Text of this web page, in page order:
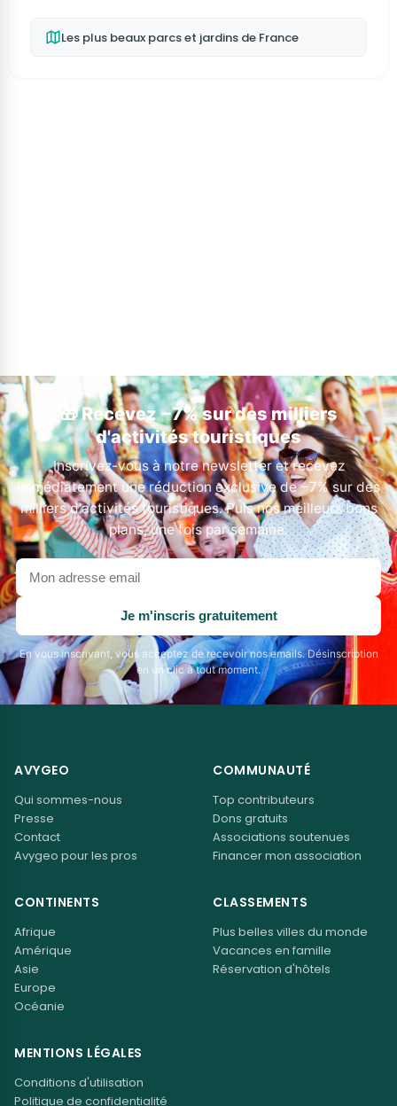
Les plus beaux parcs et jardins de France
🎁 Recevez −7% sur des milliers
d'activités touristiques
Inscrivez-vous à notre newsletter et recevez
immédiatement une réduction exclusive de −7% sur des
milliers d'activités touristiques. Puis nos meilleurs bons
plans, une fois par semaine.
Votre
adresse
email
Je m'inscris gratuitement
En vous inscrivant, vous acceptez de recevoir nos emails. Désinscription
en un clic à tout moment.
AVYGEO
Qui sommes-nous
Presse
Contact
Avygeo pour les pros
COMMUNAUTÉ
Top contributeurs
Dons gratuits
Associations soutenues
Financer mon association
CONTINENTS
Afrique
Amérique
Asie
Europe
Océanie
CLASSEMENTS
Plus belles villes du monde
Vacances en famille
Réservation d'hôtels
MENTIONS LÉGALES
Conditions d'utilisation
Politique de confidentialité